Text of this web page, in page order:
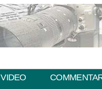
VIDEO